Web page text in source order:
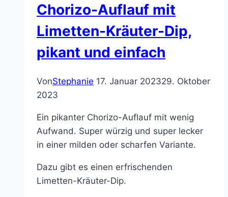
einfach
lecker
Chorizo-Auflauf mit
Limetten-Kräuter-Dip,
pikant und einfach
VonStephanie 17. Januar 202329. Oktober
2023
Ein pikanter Chorizo-Auflauf mit wenig
Aufwand. Super würzig und super lecker
in einer milden oder scharfen Variante.
Dazu gibt es einen erfrischenden
Limetten-Kräuter-Dip.